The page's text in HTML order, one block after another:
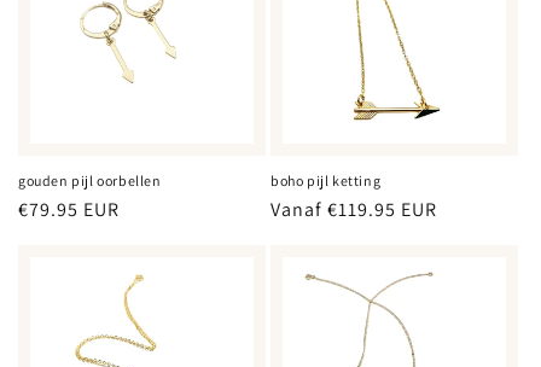
gouden pijl oorbellen
Normale
€79.95 EUR
boho pijl ketting
Normale
Vanaf €119.95 EUR